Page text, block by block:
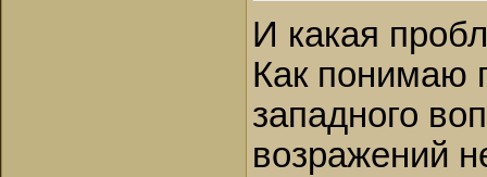
И какая
Как понимаю
западного
возражений